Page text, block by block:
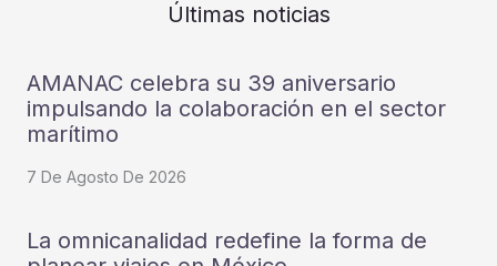
Últimas noticias
AMANAC celebra su 39 aniversario
impulsando la colaboración en el sector
marítimo
7 De Agosto De 2026
La omnicanalidad redefine la forma de